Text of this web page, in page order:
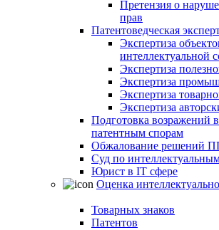
Претензия о
прав
Патентоведческая
Экспертиза
интеллектуальной
Экспертиза
Экспертиза
Экспертиза
Экспертиза
Подготовка возражений
патентным спорам
Обжалование решений
Суд по
Юрист в IT сфере
Оценка
Товарных знаков
Патентов